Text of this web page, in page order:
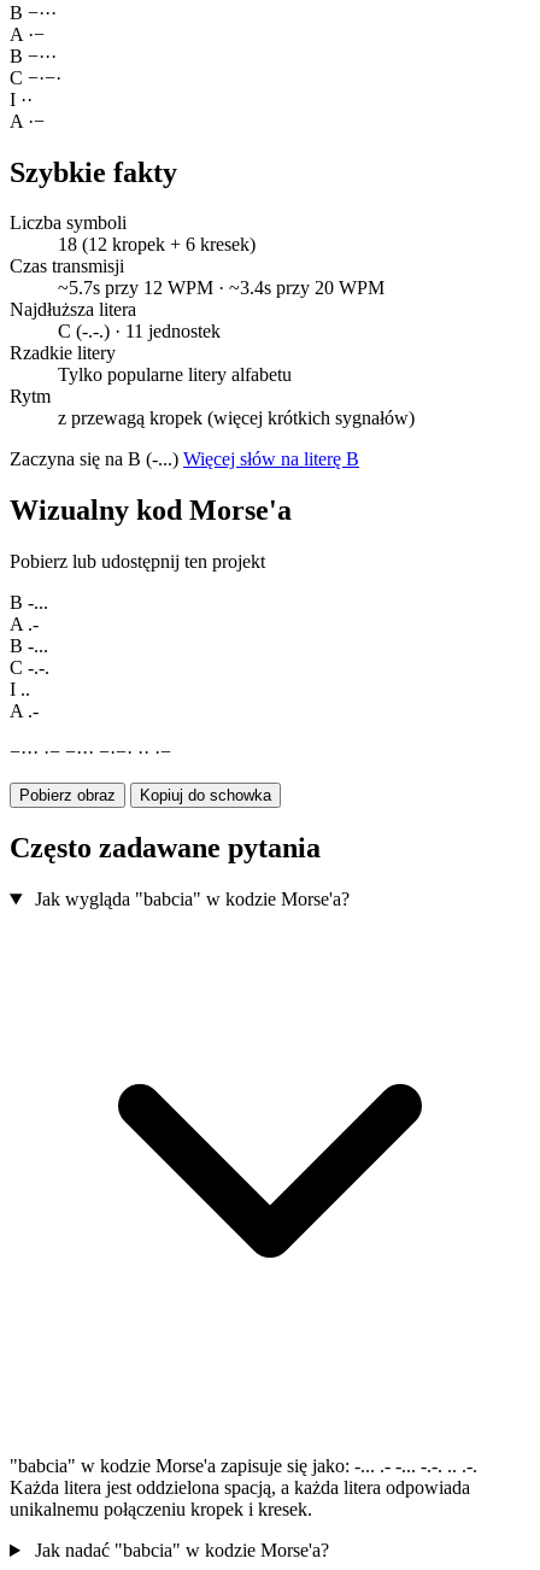
B −···
A ·−
B −···
C −·−·
I ··
A ·−
Szybkie fakty
Liczba symboli
18 (12 kropek + 6 kresek)
Czas transmisji
~5.7s przy 12 WPM · ~3.4s przy 20 WPM
Najdłuższa litera
C (-.-.) · 11 jednostek
Rzadkie litery
Tylko popularne litery alfabetu
Rytm
z przewagą kropek (więcej krótkich sygnałów)
Zaczyna się na B (-...) Więcej słów na literę B
Wizualny kod Morse'a
Pobierz lub udostępnij ten projekt
B -...
A .-
B -...
C -.-.
I ..
A .-
−··· ·− −··· −·−· ·· ·−
Pobierz obraz Kopiuj do schowka
Często zadawane pytania
Jak wygląda "babcia" w kodzie Morse'a?
"babcia" w kodzie Morse'a zapisuje się jako: -... .- -... -.-. .. .-.
Każda litera jest oddzielona spacją, a każda litera odpowiada
unikalnemu połączeniu kropek i kresek.
Jak nadać "babcia" w kodzie Morse'a?